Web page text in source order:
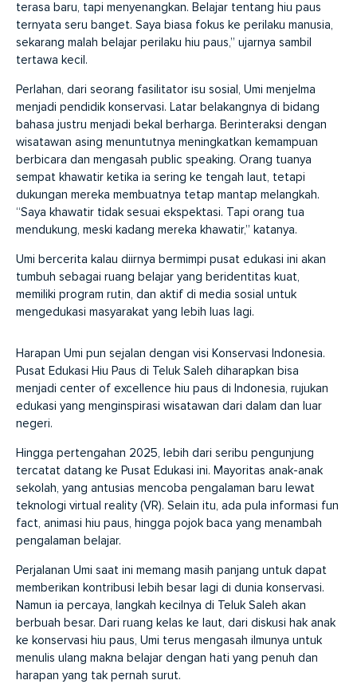
terasa baru, tapi menyenangkan. Belajar tentang hiu paus
ternyata seru banget. Saya biasa fokus ke perilaku manusia,
sekarang malah belajar perilaku hiu paus,” ujarnya sambil
tertawa kecil.
Perlahan, dari seorang fasilitator isu sosial, Umi menjelma
menjadi pendidik konservasi. Latar belakangnya di bidang
bahasa justru menjadi bekal berharga. Berinteraksi dengan
wisatawan asing menuntutnya meningkatkan kemampuan
berbicara dan mengasah public speaking. Orang tuanya
sempat khawatir ketika ia sering ke tengah laut, tetapi
dukungan mereka membuatnya tetap mantap melangkah.
“Saya khawatir tidak sesuai ekspektasi. Tapi orang tua
mendukung, meski kadang mereka khawatir,” katanya.
Umi bercerita kalau diirnya bermimpi pusat edukasi ini akan
tumbuh sebagai ruang belajar yang beridentitas kuat,
memiliki program rutin, dan aktif di media sosial untuk
mengedukasi masyarakat yang lebih luas lagi.
Harapan Umi pun sejalan dengan visi Konservasi Indonesia.
Pusat Edukasi Hiu Paus di Teluk Saleh diharapkan bisa
menjadi center of excellence hiu paus di Indonesia, rujukan
edukasi yang menginspirasi wisatawan dari dalam dan luar
negeri.
Hingga pertengahan 2025, lebih dari seribu pengunjung
tercatat datang ke Pusat Edukasi ini. Mayoritas anak-anak
sekolah, yang antusias mencoba pengalaman baru lewat
teknologi virtual reality (VR). Selain itu, ada pula informasi fun
fact, animasi hiu paus, hingga pojok baca yang menambah
pengalaman belajar.
Perjalanan Umi saat ini memang masih panjang untuk dapat
memberikan kontribusi lebih besar lagi di dunia konservasi.
Namun ia percaya, langkah kecilnya di Teluk Saleh akan
berbuah besar. Dari ruang kelas ke laut, dari diskusi hak anak
ke konservasi hiu paus, Umi terus mengasah ilmunya untuk
menulis ulang makna belajar dengan hati yang penuh dan
harapan yang tak pernah surut.